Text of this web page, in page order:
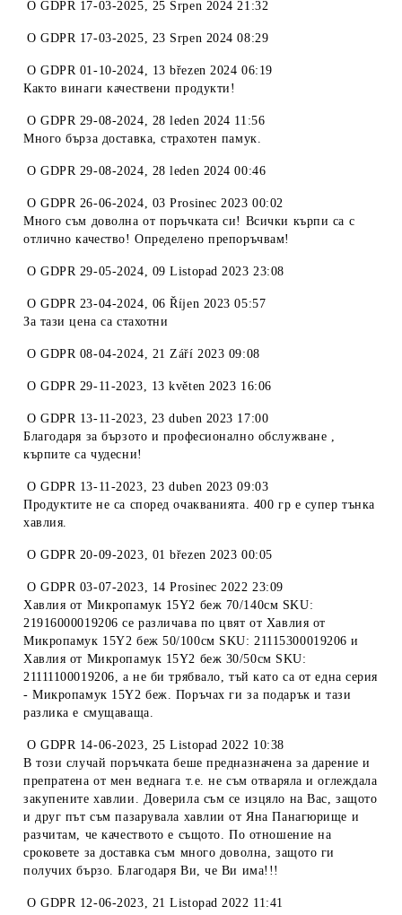
OGDPR 17-03-2025, 25 Srpen 2024 21:32
OGDPR 17-03-2025, 23 Srpen 2024 08:29
OGDPR 01-10-2024, 13 březen 2024 06:19
Както винаги качествени продукти!
OGDPR 29-08-2024, 28 leden 2024 11:56
Много бърза доставка, страхотен памук.
OGDPR 29-08-2024, 28 leden 2024 00:46
OGDPR 26-06-2024, 03 Prosinec 2023 00:02
Много съм доволна от поръчката си! Всички кърпи са с
отлично качество! Определено препоръчвам!
OGDPR 29-05-2024, 09 Listopad 2023 23:08
OGDPR 23-04-2024, 06 Říjen 2023 05:57
За тази цена са стахотни
OGDPR 08-04-2024, 21 Září 2023 09:08
OGDPR 29-11-2023, 13 květen 2023 16:06
OGDPR 13-11-2023, 23 duben 2023 17:00
Благодаря за бързото и професионално обслужване ,
кърпите са чудесни!
OGDPR 13-11-2023, 23 duben 2023 09:03
Продуктите не са според очакванията. 400 гр е супер тънка
хавлия.
OGDPR 20-09-2023, 01 březen 2023 00:05
OGDPR 03-07-2023, 14 Prosinec 2022 23:09
Хавлия от Микропамук 15Y2 беж 70/140см SKU:
21916000019206 се различава по цвят от Хавлия от
Микропамук 15Y2 беж 50/100см SKU: 21115300019206 и
Хавлия от Микропамук 15Y2 беж 30/50см SKU:
21111100019206, а не би трябвало, тъй като са от една серия
- Микропамук 15Y2 беж. Поръчах ги за подарък и тази
разлика е смущаваща.
OGDPR 14-06-2023, 25 Listopad 2022 10:38
В този случай поръчката беше предназначена за дарение и
препратена от мен веднага т.е. не съм отваряла и оглеждала
закупените хавлии. Доверила съм се изцяло на Вас, защото
и друг път съм пазарувала хавлии от Яна Панагюрище и
разчитам, че качеството е същото. По отношение на
сроковете за доставка съм много доволна, защото ги
получих бързо. Благодаря Ви, че Ви има!!!
OGDPR 12-06-2023, 21 Listopad 2022 11:41